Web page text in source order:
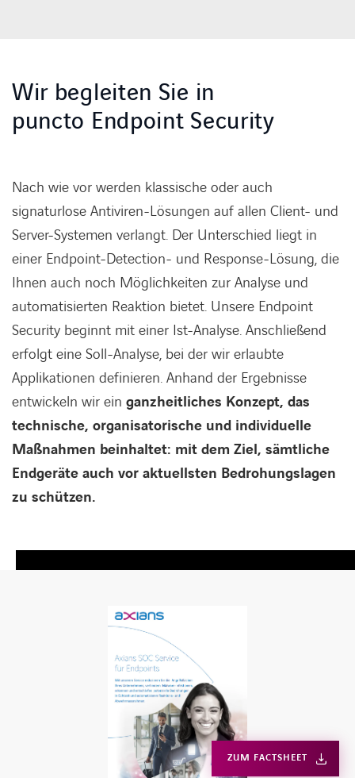
LINKEDIN
XINGFACEBOOK
Wir begleiten Sie in
puncto Endpoint Security
Nach wie vor werden klassische oder auch
signaturlose Antiviren-Lösungen auf allen Client- und
Server-Systemen verlangt. Der Unterschied liegt in
einer Endpoint-Detection- und Response-Lösung, die
Ihnen auch noch Möglichkeiten zur Analyse und
automatisierten Reaktion bietet. Unsere Endpoint
Security beginnt mit einer Ist-Analyse. Anschließend
erfolgt eine Soll-Analyse, bei der wir erlaubte
Applikationen definieren. Anhand der Ergebnisse
entwickeln wir ein ganzheitliches Konzept, das
technische, organisatorische und individuelle
Maßnahmen beinhaltet: mit dem Ziel, sämtliche
Endgeräte auch vor aktuellsten Bedrohungslagen
zu schützen.
ZUM FACTSHEET